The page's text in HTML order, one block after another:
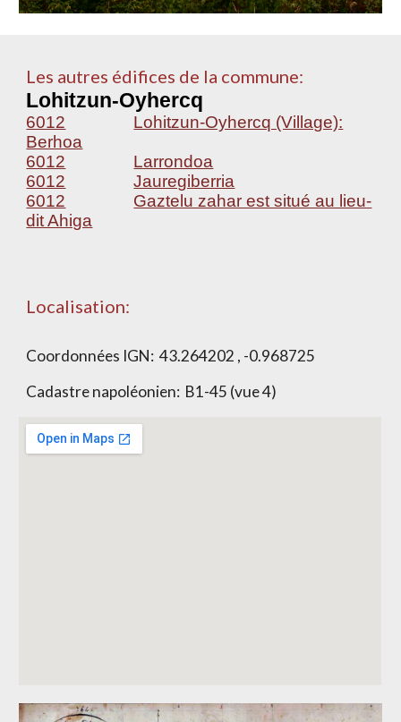
Les autres édifices de la commune:
Lohitzun-Oyhercq
6012
Lohitzun-Oyhercq (Village):
Berhoa
6012
Larrondoa
6012
Jauregiberria
6012
Gaztelu zahar est situé au lieu-
dit Ahiga
Localisation:
Coordonnées IGN: 43.264202 , -0.968725
Cadastre napoléonien: B1-45 (vue 4)